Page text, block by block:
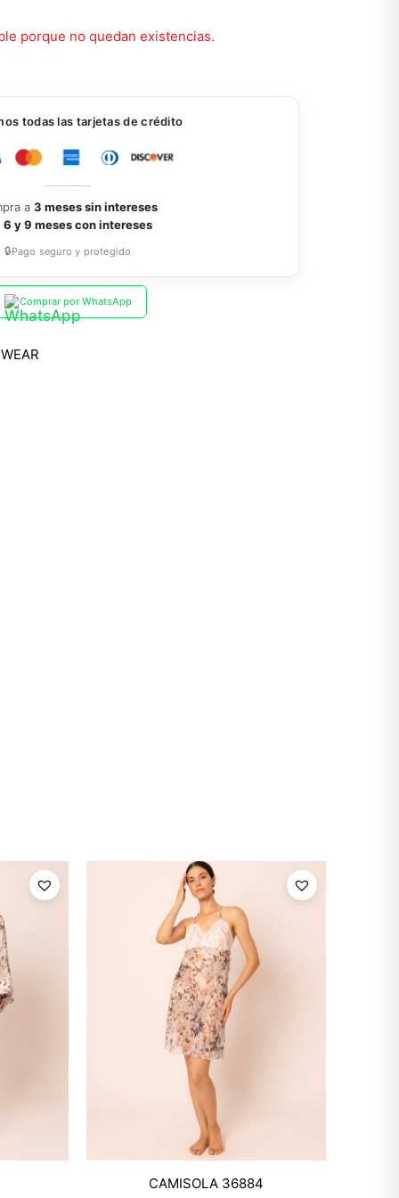
porque no quedan existencias.
todas las tarjetas de crédito
a 3 meses sin intereses
6 y 9 meses con intereses
🔒Pago seguro y protegido
Comprar por WhatsApp
CAMISOLA 36884
Mixtwo - Lencería y Ropa